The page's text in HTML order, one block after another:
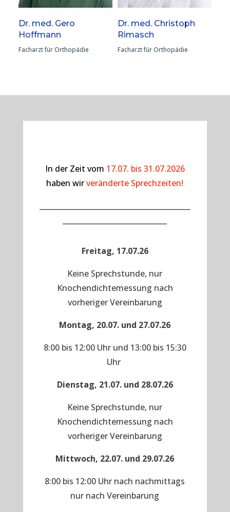
Dr. med. Gero
Hoffmann
Facharzt für Orthopädie
Dr. med. Christoph
Rimasch
Facharzt für Orthopädie
In der Zeit vom 17.07. bis 31.07.2026
haben wirveränderte Sprechzeiten!
Freitag, 17.07.26
Keine Sprechstunde, nur
Knochendichtemessung nach
vorheriger Vereinbarung
Montag, 20.07. und 27.07.26
8:00 bis 12:00 Uhr und 13:00 bis 15:30
Uhr
Dienstag, 21.07. und 28.07.26
Keine Sprechstunde, nur
Knochendichtemessung nach
vorheriger Vereinbarung
Mittwoch, 22.07. und 29.07.26
8:00 bis 12:00 Uhr nach nachmittags
nur nach Vereinbarung